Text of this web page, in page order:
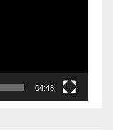
04:48